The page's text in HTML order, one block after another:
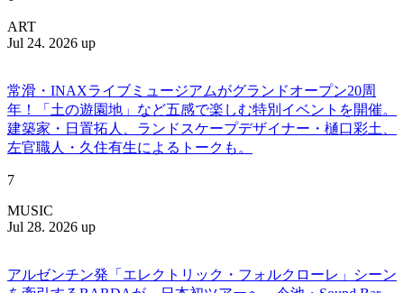
ART
Jul 24. 2026 up
常滑・INAXライブミュージアムがグランドオープン20周
年！「土の遊園地」など五感で楽しむ特別イベントを開催。
建築家・日置拓人、ランドスケープデザイナー・樋口彩土、
左官職人・久住有生によるトークも。
7
MUSIC
Jul 28. 2026 up
アルゼンチン発「エレクトリック・フォルクローレ」シーン